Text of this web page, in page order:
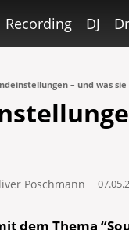
Recording DJ
– und was
Poschmann
dem Thema